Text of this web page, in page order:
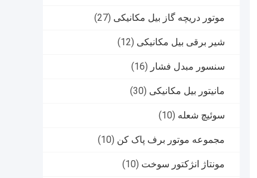
موتور دریچه گاز بیل مکانیکی (27)
شیر برقی بیل مکانیکی (12)
سنسور مبدل فشار (16)
مانیتور بیل مکانیکی (30)
سوئیچ شعله (10)
مجموعه موتور برف پاک کن (10)
مونتاژ انژکتور سوخت (10)